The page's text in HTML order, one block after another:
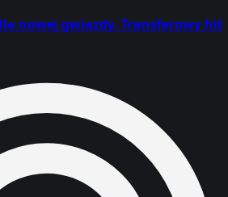
nowej gwiazdy. Transferowy hit